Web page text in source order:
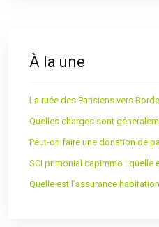
À la une
La ruée des Parisiens vers
Quelles charges sont
Peut-on faire une donation de
SCI primonial capimmo : quelle
Quelle est l’assurance